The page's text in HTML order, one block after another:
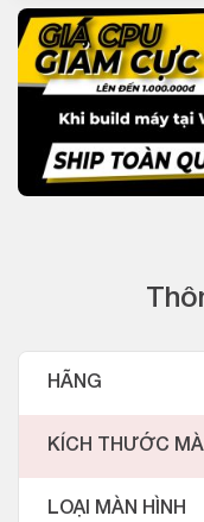
HÃNG
KÍCH THƯỚC
LOẠI MÀN HÌNH